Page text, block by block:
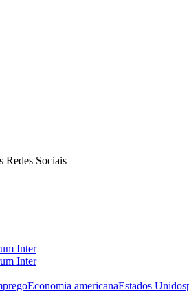
Redes Sociais
Economia americanaEstados Unidos